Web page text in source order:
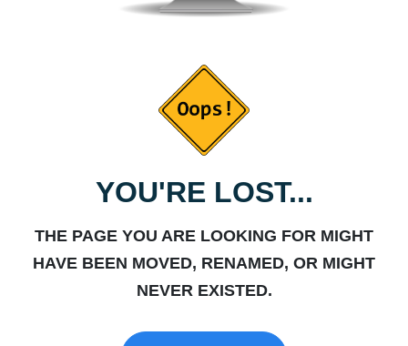
YOU'RE LOST...
THE PAGE YOU ARE LOOKING FOR MIGHT
HAVE BEEN MOVED, RENAMED, OR MIGHT
NEVER EXISTED.